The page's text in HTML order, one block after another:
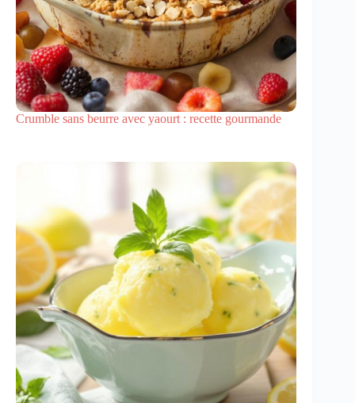
Crumble sans beurre avec yaourt : recette gourmande